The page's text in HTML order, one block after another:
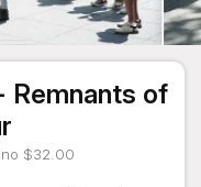
Remnants of
$32.00